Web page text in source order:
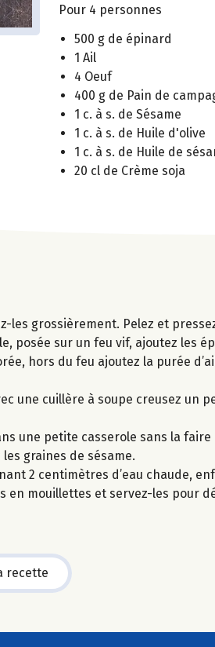
Pour 4 personnes
500 g de épinard
1 Ail
4 Oeuf
400 g de Pain de
1 c. à s. de Sésame
1 c. à s. de Huile d'olive
1 c. à s. de Huile de
20 cl de Crème soja
les grossièrement. Pelez et
posée sur un feu vif, ajoutez les
hors du feu ajoutez la purée
une cuillère à soupe creusez un
une petite casserole sans la
graines de sésame.
2 centimètres d’eau chaude,
en mouillettes et servez-les pour
recette